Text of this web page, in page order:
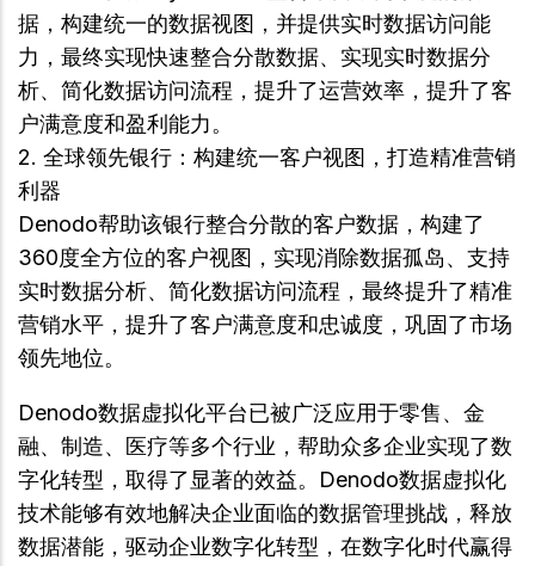
据，构建统一的数据视图，并提供实时数据访问能
力，最终实现快速整合分散数据、实现实时数据分
析、简化数据访问流程，提升了运营效率，提升了客
户满意度和盈利能力。
2. 全球领先银行：构建统一客户视图，打造精准营销
利器
Denodo帮助该银行整合分散的客户数据，构建了
360度全方位的客户视图，实现消除数据孤岛、支持
实时数据分析、简化数据访问流程，最终提升了精准
营销水平，提升了客户满意度和忠诚度，巩固了市场
领先地位。
Denodo数据虚拟化平台已被广泛应用于零售、金
融、制造、医疗等多个行业，帮助众多企业实现了数
字化转型，取得了显著的效益。Denodo数据虚拟化
技术能够有效地解决企业面临的数据管理挑战，释放
数据潜能，驱动企业数字化转型，在数字化时代赢得